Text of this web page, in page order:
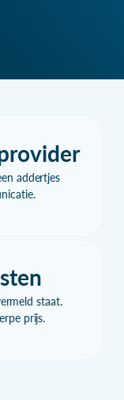
addertjes
staat.
prijs.